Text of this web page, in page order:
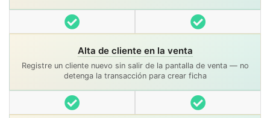
Incluido Incluido
Alta de cliente en la venta
Registre un cliente nuevo sin salir de la pantalla de venta — no
detenga la transacción para crear ficha
Incluido Incluido